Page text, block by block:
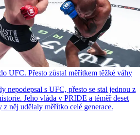
UFC. Přesto zůstal měřítkem těžké váhy
nepodepsal s UFC, přesto se stal jednou z
Jeho vláda v PRIDE a téměř deset
něj udělaly měřítko celé generace.